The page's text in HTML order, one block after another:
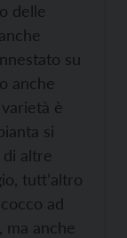
delle
su
anche
è
si
altre
tutt’altro
ad
anche